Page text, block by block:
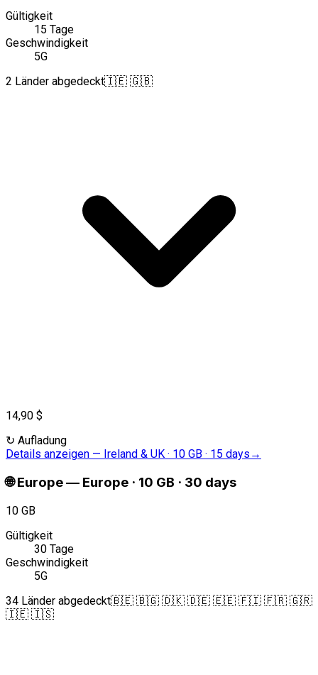
Gültigkeit
15 Tage
Geschwindigkeit
5G
2 Länder abgedeckt🇮🇪 🇬🇧
14,90 $
↻ Aufladung
Details anzeigen — Ireland & UK · 10 GB · 15 days →
🌐 Europe— Europe · 10 GB · 30 days
10 GB
Gültigkeit
30 Tage
Geschwindigkeit
5G
34 Länder abgedeckt🇧🇪 🇧🇬 🇩🇰 🇩🇪 🇪🇪 🇫🇮 🇫🇷 🇬🇷
🇮🇪 🇮🇸